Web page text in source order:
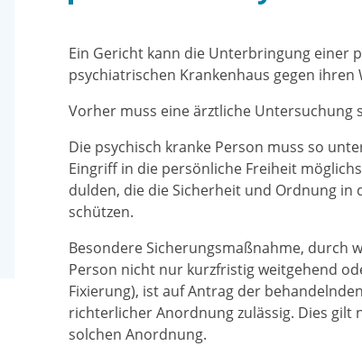
Ein Gericht kann die Unterbringung einer
psychiatrischen Krankenhaus gegen ihren
Vorher muss eine ärztliche Untersuchung
Die psychisch kranke Person muss so
Eingriff in die persönliche Freiheit
dulden, die die Sicherheit und Ordnung
schützen.
Besondere Sicherungsmaßnahme, durch
Person nicht nur kurzfristig weitgehend
Fixierung), ist auf Antrag der
richterlicher Anordnung zulässig. Dies gilt
solchen Anordnung.